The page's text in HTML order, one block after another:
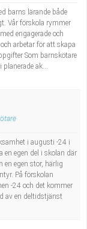
barns lärande både
Vår förskola rymmer
engagerade och
arbetar för att skapa
Som barnskötare
ak...
i augusti -24 i
en egen del i skolan där
en egen stor, härlig
På förskolan
-24 och det kommer
av en deltidstjänst